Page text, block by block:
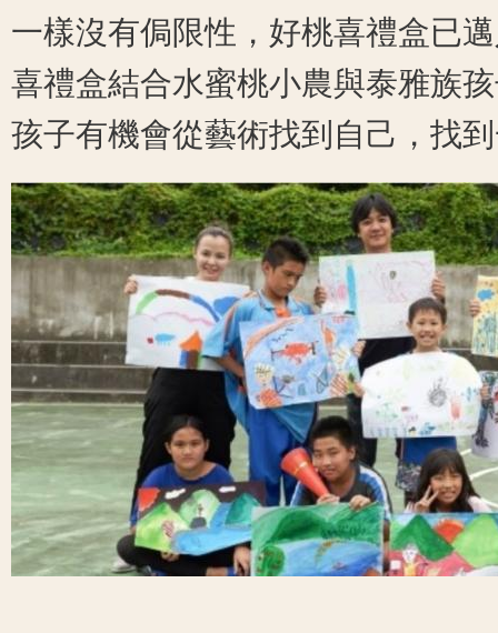
一樣沒有侷限性，好桃喜禮盒已
喜禮盒結合水蜜桃小農與泰雅族
孩子有機會從藝術找到自己，找